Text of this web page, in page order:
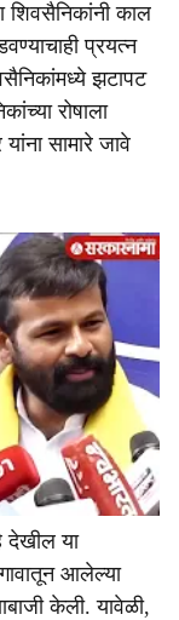
शिवसैनिकांनी काल
प्रयत्न
झटापट
रोषाला
सामारे जावे
देखील या
आलेल्या
केली. यावेळी,